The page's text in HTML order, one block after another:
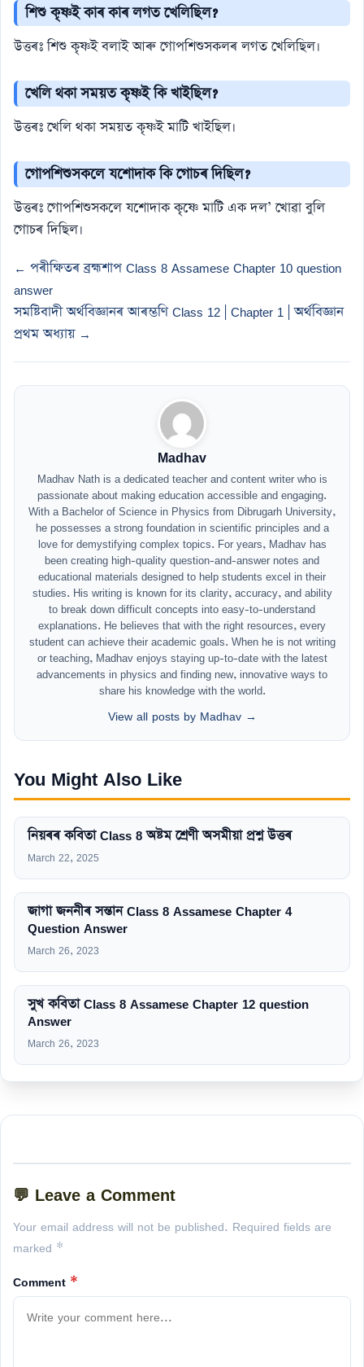
শিশু কৃষ্ণই কাৰ কাৰ লগত খেলিছিল?
উত্তৰঃ শিশু কৃষ্ণই বলাই আৰু গােপশিশুসকলৰ লগত খেলিছিল।
খেলি থকা সময়ত কৃষ্ণই কি খাইছিল?
উত্তৰঃ খেলি থকা সময়ত কৃষ্ণই মাটি খাইছিল।
গােপশিশুসকলে যশােদাক কি গােচৰ দিছিল?
উত্তৰঃ গোপশিশুসকলে যশােদাক কৃষ্ণে মাটি এক দল’ খােৱা বুলি
গােচৰ দিছিল।
← পৰীক্ষিতৰ ব্ৰহ্মশাপ Class 8 Assamese Chapter 10 question
answer
সমষ্টিবাদী অর্থবিজ্ঞানৰ আৰম্ভণি Class 12 | Chapter 1 | অর্থবিজ্ঞান
প্ৰথম অধ্যায় →
Madhav
Madhav Nath is a dedicated teacher and content writer who is
passionate about making education accessible and engaging.
With a Bachelor of Science in Physics from Dibrugarh University,
he possesses a strong foundation in scientific principles and a
love for demystifying complex topics. For years, Madhav has
been creating high-quality question-and-answer notes and
educational materials designed to help students excel in their
studies. His writing is known for its clarity, accuracy, and ability
to break down difficult concepts into easy-to-understand
explanations. He believes that with the right resources, every
student can achieve their academic goals. When he is not writing
or teaching, Madhav enjoys staying up-to-date with the latest
advancements in physics and finding new, innovative ways to
share his knowledge with the world.
View all posts by Madhav →
You Might Also Like
নিয়ৰৰ কবিতা Class 8 অষ্টম শ্ৰেণী অসমীয়া প্ৰশ্ন উত্তৰ
March 22, 2025
জাগা জননীৰ সন্তান Class 8 Assamese Chapter 4
Question Answer
March 26, 2023
সুখ কবিতা Class 8 Assamese Chapter 12 question
Answer
March 26, 2023
💬 Leave a Comment
Your email address will not be published. Required fields are
marked *
Comment *